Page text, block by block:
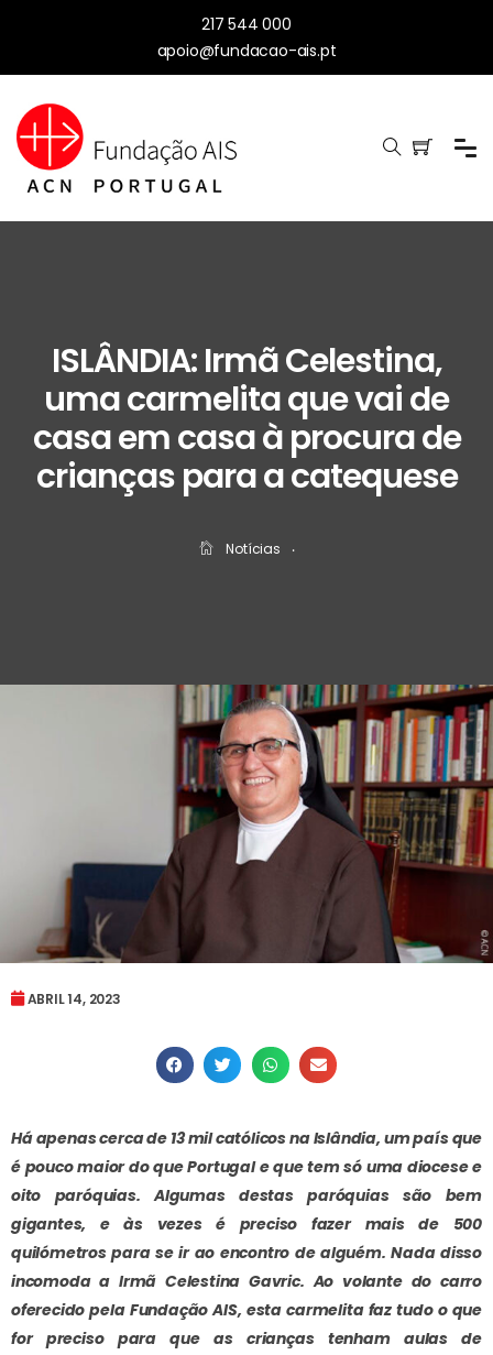
217 544 000
apoio@fundacao-ais.pt
ISLÂNDIA: Irmã Celestina,
uma carmelita que vai de
casa em casa à procura de
crianças para a catequese
Notícias ‧
ABRIL 14, 2023
Há apenas cerca de 13 mil católicos na Islândia, um país que
é pouco maior do que Portugal e que tem só uma diocese e
oito paróquias. Algumas destas paróquias são bem
gigantes, e às vezes é preciso fazer mais de 500
quilómetros para se ir ao encontro de alguém. Nada disso
incomoda a Irmã Celestina Gavric. Ao volante do carro
oferecido pela Fundação AIS, esta carmelita faz tudo o que
for preciso para que as crianças tenham aulas de